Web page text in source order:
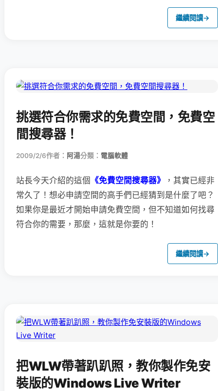
繼續閱讀→
挑選符合你需求的免費空間，免費空
間搜尋器！
2009/2/6作者： 阿湯分類： 電腦軟體
站長今天介紹的這個 《免費空間搜尋器》
，其實已經非
常久了！想必申請空間的高手們已經猜到是什麼了吧？
如果你是最近才開始申請免費空間，但不知道如何找尋
符合你的需要，那麼，這就是你要的！
繼續閱讀→
把WLW帶著趴趴照，教你製作免安
裝版的Windows Live Writer